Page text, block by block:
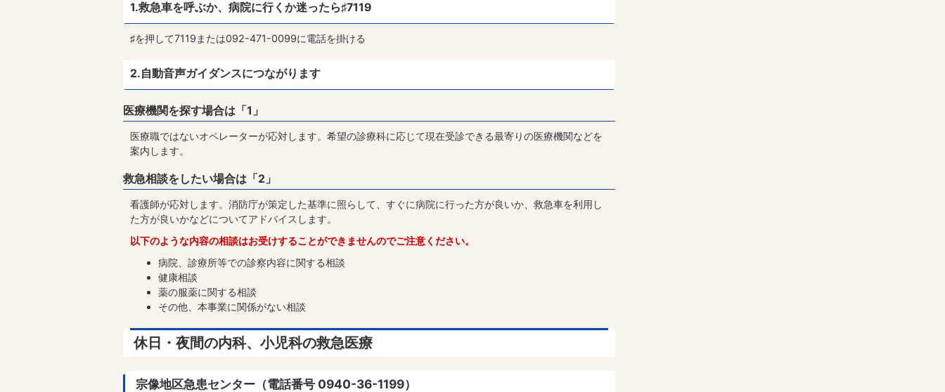
1.救急車を呼ぶか、病院に行くか迷ったら♯7119
♯を押して7119または092-471-0099に電話を掛ける
2.自動音声ガイダンスにつながります
医療機関を探す場合は「1」
医療職ではないオペレーターが応対します。希望の診療科に応じて現在受診できる最寄りの医療機関などを
案内します。
救急相談をしたい場合は「2」
看護師が応対します。消防庁が策定した基準に照らして、すぐに病院に行った方が良いか、救急車を利用し
た方が良いかなどについてアドバイスします。
以下のような内容の相談はお受けすることができませんのでご注意ください。
病院、診療所等での診察内容に関する相談
健康相談
薬の服薬に関する相談
その他、本事業に関係がない相談
休日・夜間の内科、小児科の救急医療
宗像地区急患センター（電話番号 0940-36-1199）